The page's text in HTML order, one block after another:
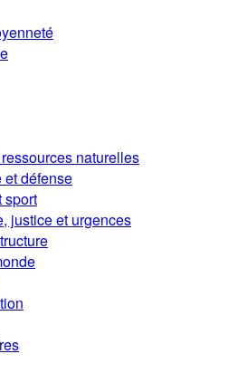
naturelles
défense
sport
justice et urgences